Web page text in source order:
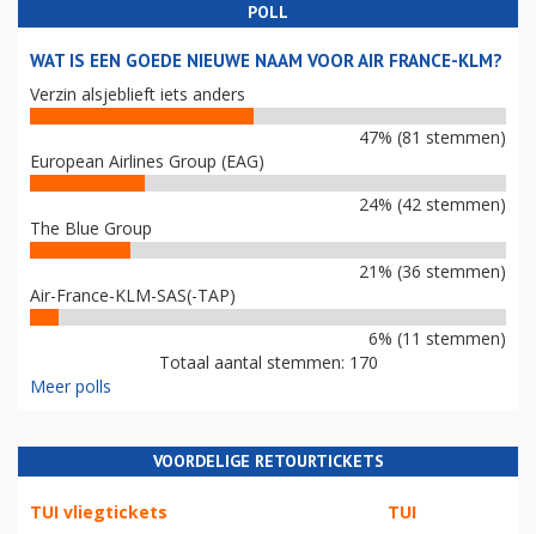
POLL
WAT IS EEN GOEDE NIEUWE NAAM VOOR AIR FRANCE-KLM?
Verzin alsjeblieft iets anders
47% (81 stemmen)
European Airlines Group (EAG)
24% (42 stemmen)
The Blue Group
21% (36 stemmen)
Air-France-KLM-SAS(-TAP)
6% (11 stemmen)
Totaal aantal stemmen: 170
Meer polls
VOORDELIGE RETOURTICKETS
TUI vliegtickets TUI